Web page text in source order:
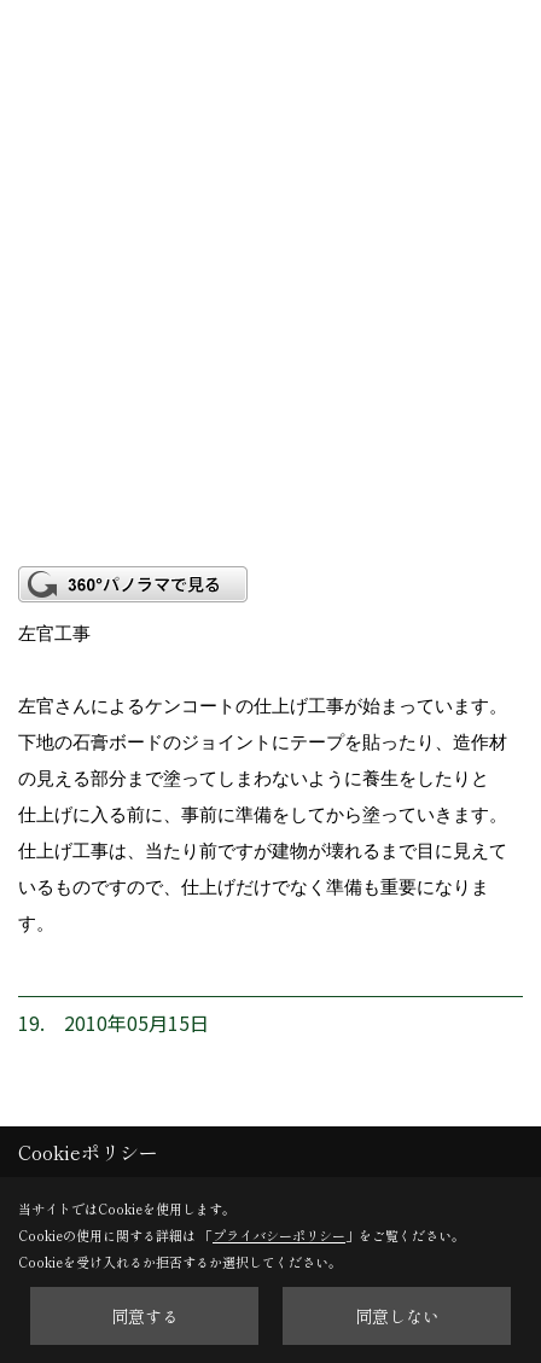
左官工事
左官さんによるケンコートの仕上げ工事が始まっています。
下地の石膏ボードのジョイントにテープを貼ったり、造作材
の見える部分まで塗ってしまわないように養生をしたりと
仕上げに入る前に、事前に準備をしてから塗っていきます。
仕上げ工事は、当たり前ですが建物が壊れるまで目に見えて
いるものですので、仕上げだけでなく準備も重要になりま
す。
19. 2010年05月15日
Cookieポリシー
当サイトではCookieを使用します。
Cookieの使用に関する詳細は 「プライバシーポリシー 」をご覧ください。
Cookieを受け入れるか拒否するか選択してください。
同意する 同意しない